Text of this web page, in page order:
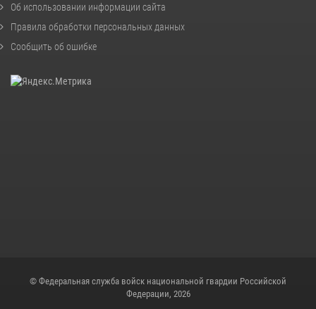
Об использовании информации сайта
Правила обработки персональных данных
Сообщить об ошибке
© Федеральная служба войск национальной гвардии Российской
Федерации, 2026